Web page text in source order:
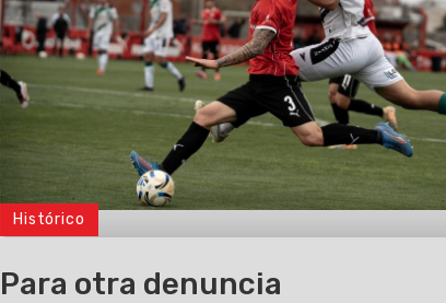
Histórico
Para otra denuncia